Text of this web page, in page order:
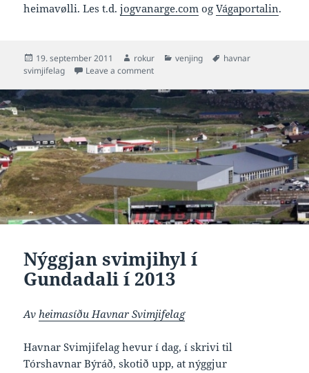
heimavølli. Les t.d.jogvanarge.com ogVágaportalin.
Posted
on
19. september 2011 Author
rokur Categories
venjing Tags
havnar
svimjifelag
Leave a commenton Jógvan Arge tekur undir við
Nýggjan svimjihyl í
Gundadali í 2013
Avheimasíðu Havnar Svimjifelag
Havnar Svimjifelag hevur í dag, í skrivi til
Tórshavnar Býráð, skotið upp, at nýggjur